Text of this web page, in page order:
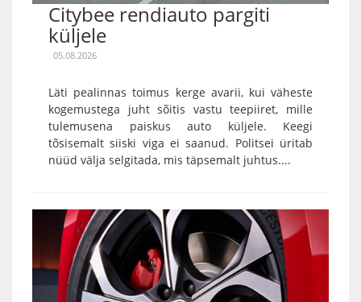
Citybee rendiauto pargiti
küljele
05.08.2026
Läti pealinnas toimus kerge avarii, kui väheste
kogemustega juht sõitis vastu teepiiret, mille
tulemusena paiskus auto küljele. Keegi
tõsisemalt siiski viga ei saanud. Politsei üritab
nüüd välja selgitada, mis täpsemalt juhtus....